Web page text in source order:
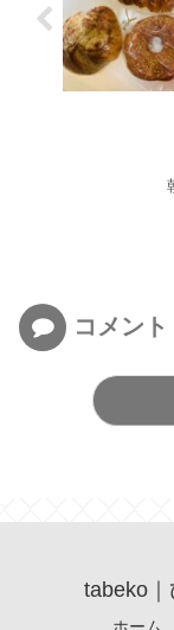
コメント
tabeko
ホーム